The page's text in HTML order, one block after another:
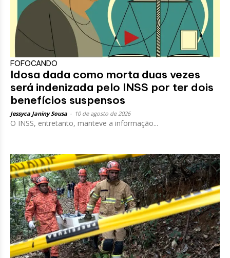
FOFOCANDO
Idosa dada como morta duas vezes
será indenizada pelo INSS por ter dois
benefícios suspensos
Jessyca Janiny Sousa 10 de agosto de 2026
O INSS, entretanto, manteve a informação...